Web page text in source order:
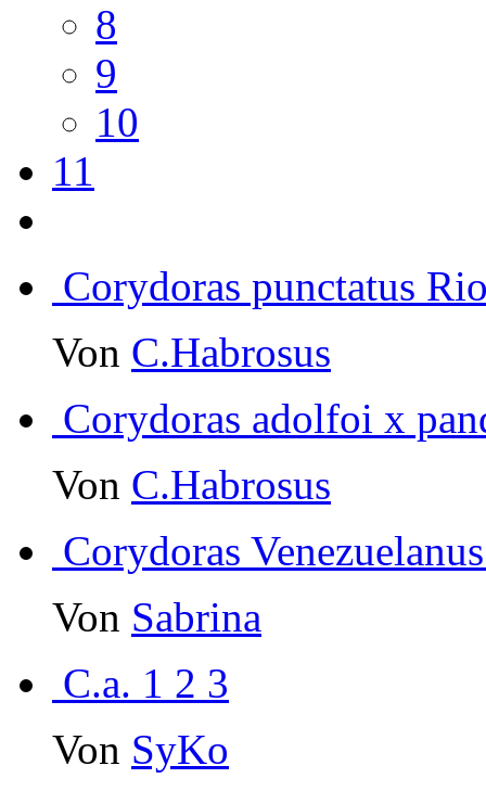
8
9
10
11
Corydoras punctatus
Von C.Habrosus
Corydoras adolfoi x
Von C.Habrosus
Corydoras
Von Sabrina
C.a. 1 2 3
Von SyKo